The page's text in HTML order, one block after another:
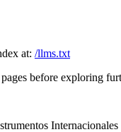
at: /llms.txt
before exploring
Internacionales